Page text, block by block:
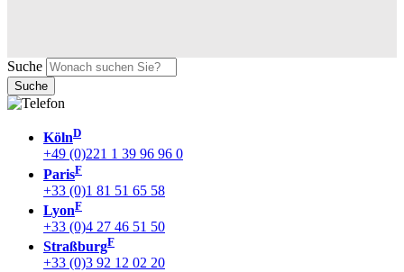
Suche
KölnD
+49 (0)221 1 39 96 96 0
ParisF
+33 (0)1 81 51 65 58
LyonF
+33 (0)4 27 46 51 50
StraßburgF
+33 (0)3 92 12 02 20